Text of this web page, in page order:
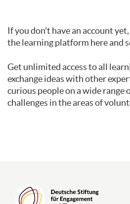
If you don't have an account
the learning platform here and
Get unlimited access to all
exchange ideas with other
curious people on a wide range
challenges in the areas of